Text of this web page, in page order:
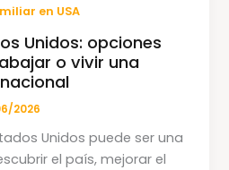
en USA
Unidos: opciones
o vivir una
2026
Unidos puede ser una
el país, mejorar el